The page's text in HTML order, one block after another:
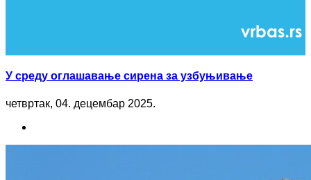
У среду оглашавање сирена за узбуњивање
четвртак, 04. децембар 2025.